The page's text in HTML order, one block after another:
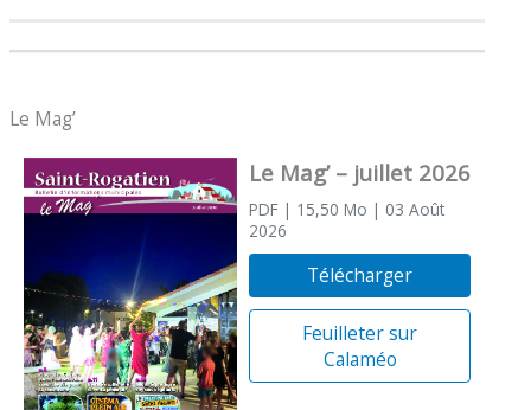
Le Mag’
Le Mag’ – juillet 2026
PDF| 15,50 Mo | 03 Août
2026
Télécharger
Feuilleter sur
Calaméo